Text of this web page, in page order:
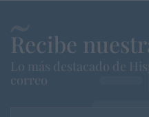
Recibe
Lo más destacado de
correo